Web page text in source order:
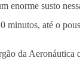
enorme susto
minutos, até o
da Aeronáutica